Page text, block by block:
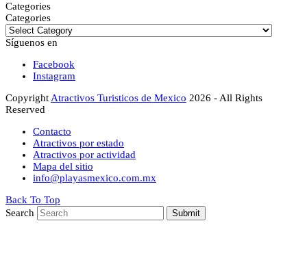
Categories
Categories
Síguenos en
Facebook
Instagram
CopyrightAtractivos Turisticos de Mexico 2026 - All Rights
Reserved
Contacto
Atractivos por estado
Atractivos por actividad
Mapa del sitio
info@playasmexico.com.mx
Back To Top
Search
Submit